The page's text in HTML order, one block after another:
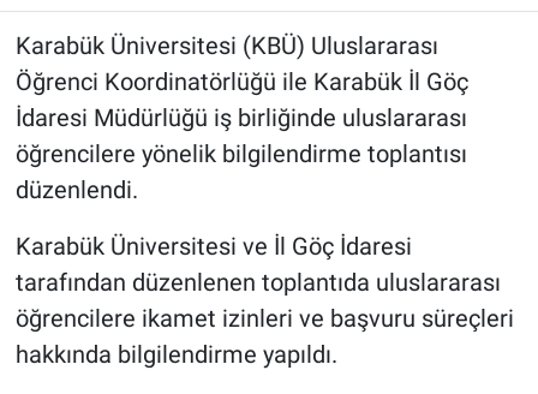
Karabük Üniversitesi (KBÜ) Uluslararası
Öğrenci Koordinatörlüğü ile Karabük İl Göç
İdaresi Müdürlüğü iş birliğinde uluslararası
öğrencilere yönelik bilgilendirme toplantısı
düzenlendi.
Karabük Üniversitesi ve İl Göç İdaresi
tarafından düzenlenen toplantıda uluslararası
öğrencilere ikamet izinleri ve başvuru süreçleri
hakkında bilgilendirme yapıldı.